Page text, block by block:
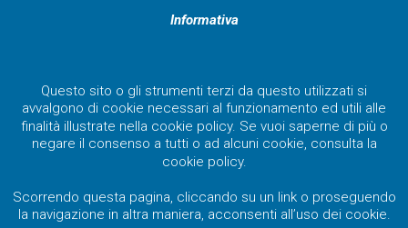
Informativa
Questo sito o gli strumenti terzi da questo utilizzati si
avvalgono di cookie necessari al funzionamento ed utili alle
finalità illustrate nella cookie policy. Se vuoi saperne di più o
negare il consenso a tutti o ad alcuni cookie, consulta la
cookie policy.
Scorrendo questa pagina, cliccando su un link o proseguendo
la navigazione in altra maniera, acconsenti all’uso dei cookie.